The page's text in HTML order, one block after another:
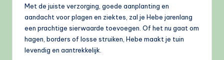
Met de juiste verzorging, goede aanplanting en
aandacht voor plagen en ziektes, zal je Hebe jarenlang
een prachtige sierwaarde toevoegen. Of het nu gaat om
hagen, borders of losse struiken, Hebe maakt je tuin
levendig en aantrekkelijk.